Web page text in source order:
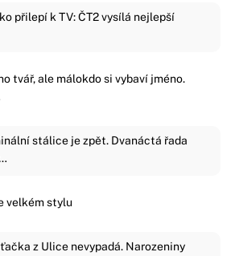
přilepí k TV: ČT2 vysílá nejlepší
tvář, ale málokdo si vybaví jméno.
stálice je zpět. Dvanáctá řada
velkém stylu
z Ulice nevypadá. Narozeniny